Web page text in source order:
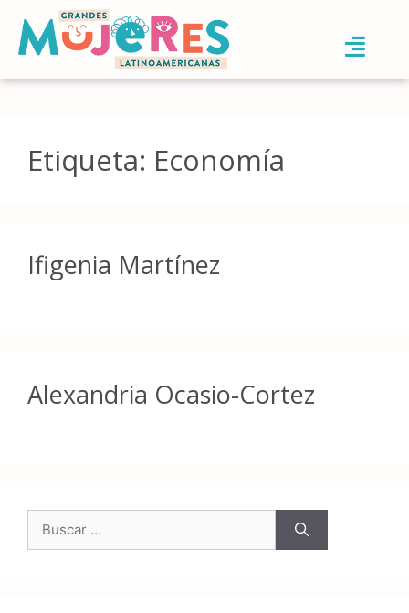
Etiqueta: Economía
Ifigenia Martínez
Alexandria Ocasio-Cortez